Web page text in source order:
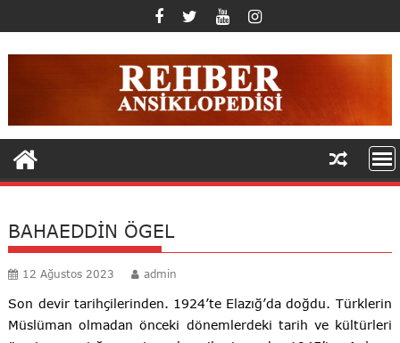
to
content
BAHAEDDİN ÖGEL
12 Ağustos 2023 admin
Son devir tarihçilerinden. 1924’te Elazığ’da doğdu. Türklerin
Müslüman olmadan önceki dönemlerdeki tarih ve kültürleri